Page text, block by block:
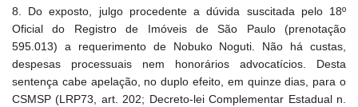
8. Do exposto, julgo procedente a dúvida suscitada pelo 18º
Oficial do Registro de Imóveis de São Paulo (prenotação
595.013) a requerimento de Nobuko Noguti. Não há custas,
despesas processuais nem honorários advocatícios. Desta
sentença cabe apelação, no duplo efeito, em quinze dias, para o
CSMSP (LRP73, art. 202; Decreto-lei Complementar Estadual n.